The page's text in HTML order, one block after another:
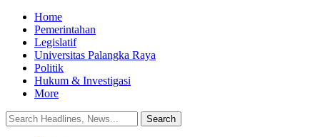
Home
Pemerintahan
Legislatif
Universitas Palangka Raya
Politik
Hukum & Investigasi
More